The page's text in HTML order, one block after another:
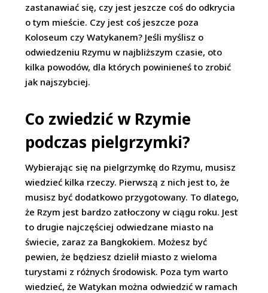
zastanawiać się, czy jest jeszcze coś do odkrycia
o tym mieście. Czy jest coś jeszcze poza
Koloseum czy Watykanem? Jeśli myślisz o
odwiedzeniu Rzymu w najbliższym czasie, oto
kilka powodów, dla których powinieneś to zrobić
jak najszybciej.
Co zwiedzić w Rzymie
podczas pielgrzymki?
Wybierając się na pielgrzymkę do Rzymu, musisz
wiedzieć kilka rzeczy. Pierwszą z nich jest to, że
musisz być dodatkowo przygotowany. To dlatego,
że Rzym jest bardzo zatłoczony w ciągu roku. Jest
to drugie najczęściej odwiedzane miasto na
świecie, zaraz za Bangkokiem. Możesz być
pewien, że będziesz dzielił miasto z wieloma
turystami z różnych środowisk. Poza tym warto
wiedzieć, że Watykan można odwiedzić w ramach